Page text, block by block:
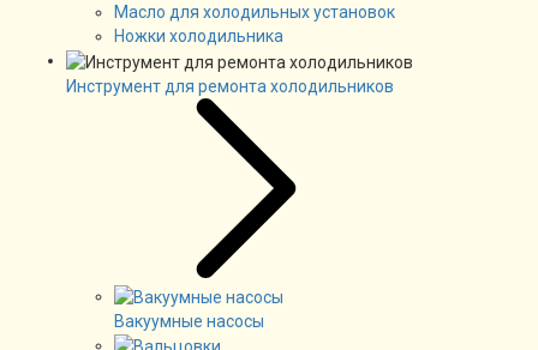
Масло для холодильных установок
Ножки холодильника
Инструмент для ремонта холодильников
Вакуумные насосы